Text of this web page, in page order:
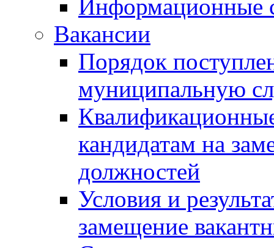
Информационные
Вакансии
Порядок
муниципальную
кандидатам на
должностей
Условия и
замещение